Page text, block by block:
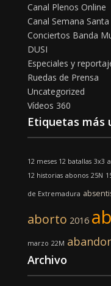
Canal Plenos Online
Canal Semana
Conciertos Banda
DUSI
Especiales y
Ruedas de Prensa
Uncategorized
Vídeos 360
Etiquetas más
12 meses 12 batallas 3x3
12 historias abonos 25N
de Extremadura
aborto 2016
marzo 22M
Archivo